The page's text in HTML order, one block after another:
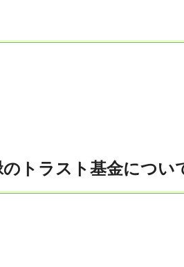
トラスト基金につい